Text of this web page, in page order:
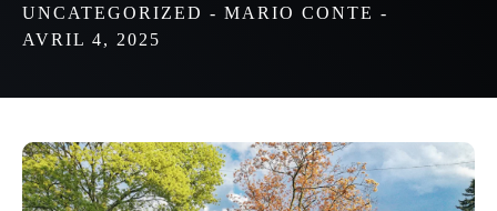
UNCATEGORIZED - MARIO CONTE -
AVRIL 4, 2025